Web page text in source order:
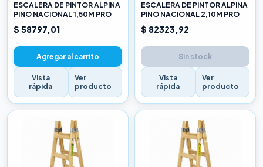
ESCALERA DE PINTOR ALPINA
PINO NACIONAL 1,50M PRO
$ 58797,01
Agregar al carrito
Vista
rápida
Ver
producto
ESCALERA DE PINTOR ALPINA
PINO NACIONAL 2,10M PRO
$ 82323,92
Sin stock
Vista
rápida
Ver
producto